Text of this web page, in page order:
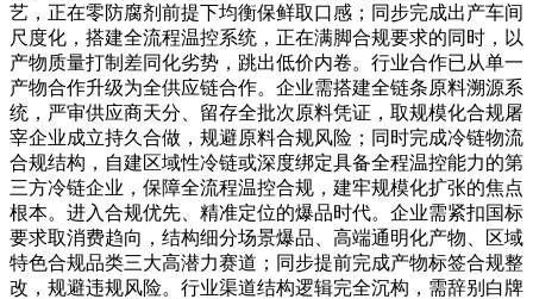
艺，正在零防腐剂前提下均衡保鲜取口感；同步完成出产车间
尺度化，搭建全流程温控系统，正在满脚合规要求的同时，以
产物质量打制差同化劣势，跳出低价内卷。行业合作已从单一
产物合作升级为全供应链合作。企业需搭建全链条原料溯源系
统，严审供应商天分、留存全批次原料凭证，取规模化合规屠
宰企业成立持久合做，规避原料合规风险；同时完成冷链物流
合规结构，自建区域性冷链或深度绑定具备全程温控能力的第
三方冷链企业，保障全流程温控合规，建牢规模化扩张的焦点
根本。进入合规优先、精准定位的爆品时代。企业需紧扣国标
要求取消费趋向，结构细分场景爆品、高端通明化产物、区域
特色合规品类三大高潜力赛道；同步提前完成产物标签合规整
改，规避违规风险。行业渠道结构逻辑完全沉构，需辞别白牌